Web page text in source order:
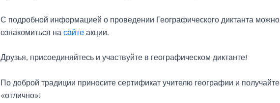
С подробной информацией о проведении Географического диктанта можно
ознакомиться на сайте акции.
Друзья, присоединяйтесь и участвуйте в географическом диктанте!
По доброй традиции приносите сертификат учителю географии и получайте
«отлично»!